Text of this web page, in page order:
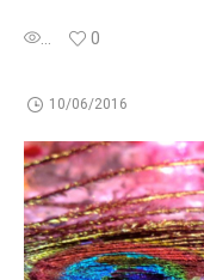
... 0
10/06/2016